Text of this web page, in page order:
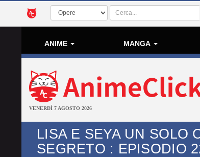
ANIME MANGA
VENERDÌ 7 AGOSTO 2026
LISA E SEYA UN SOLO
SEGRETO : EPISODIO